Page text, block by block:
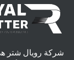
شركة رويال شتر